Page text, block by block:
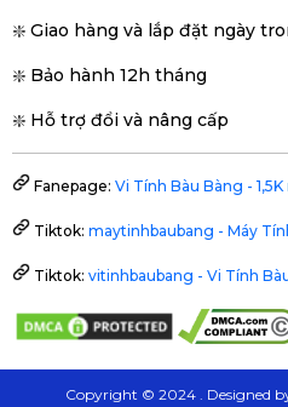
❇️ Giao hàng và lắp đặt ngày
❇️ Bảo hành 12h tháng
❇️ Hỗ trợ đổi và nâng cấp
Fanepage: Vi Tính Bàu Bàng - 1,5K
Tiktok: maytinhbaubang - Máy
Tiktok: vitinhbaubang - Vi Tính
Copyright © 2024 . Designed